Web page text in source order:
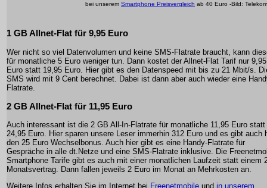
bei unserem Smartphone Preisvergleich ab 40 Euro -Bild: Telekom
1 GB Allnet-Flat für 9,95 Euro
Wer nicht so viel Datenvolumen und keine SMS-Flatrate braucht, kann
für monatliche 5 Euro weniger tun. Dann kostet der Allnet-Flat Tarif nur 9,95
Euro statt 19,95 Euro. Hier gibt es den Datenspeed mit bis zu 21 Mbit/s.
SMS wird mit 9 Cent berechnet. Dabei ist dann aber auch wieder eine
Flatrate.
2 GB Allnet-Flat für 11,95 Euro
Auch interessant ist die 2 GB All-In-Flatrate für monatliche 11,95 Euro statt
24,95 Euro. Hier sparen unsere Leser immerhin 312 Euro und es gibt auch
den 25 Euro Wechselbonus. Auch hier gibt es eine Handy-Flatrate für
Gespräche in alle dt.Netze und eine SMS-Flatrate inklusive. Die
Smartphone Tarife gibt es auch mit einer monatlichen Laufzeit statt einem
Monatsvertrag. Dann fallen jeweils 2 Euro im Monat an Mehrkosten an.
Weitere Infos erhalten Sie im Internet bei Freenetmobile und in unserem